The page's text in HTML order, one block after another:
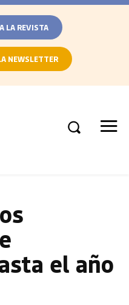
LA REVISTA
NEWSLETTER
el año